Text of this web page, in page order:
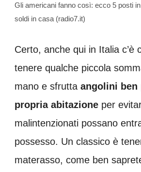
Gli americani fanno così: ecco 5 posti
soldi in casa (radio7.it)
Certo, anche qui in Italia c’è
tenere qualche piccola
mano e sfrutta angolini
propria abitazione per
malintenzionati possano
possesso. Un classico è
materasso, come ben